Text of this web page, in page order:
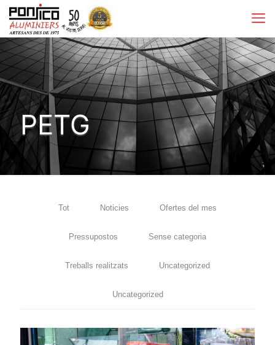
PETG
Tot Noticies Ofertes del mes
Pressupostos Sense categoria
Treballs realitzats Uncategorized
Uncategorized